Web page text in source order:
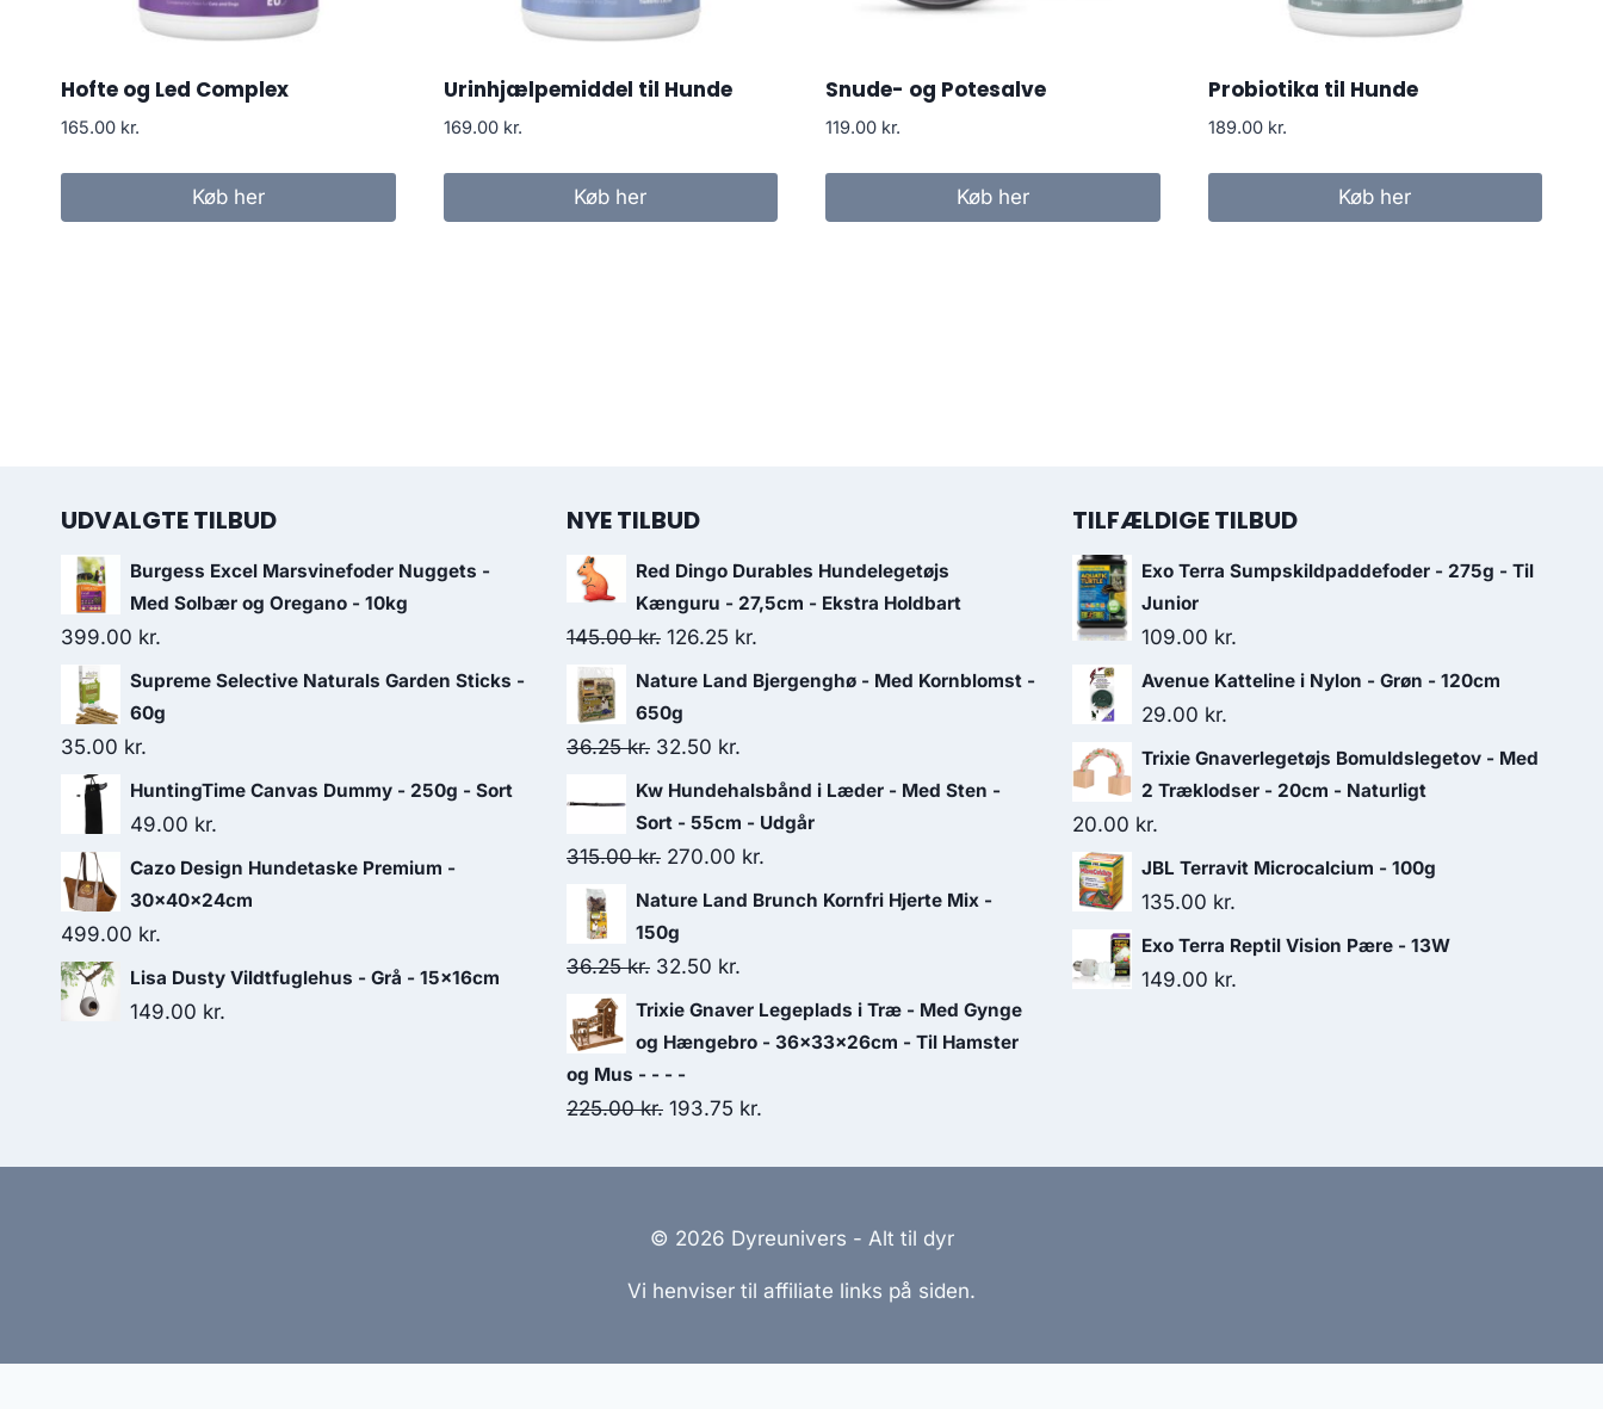
Hofte og Led Complex
165.00 kr.
Køb her
Urinhjælpemiddel til Hunde
169.00 kr.
Køb her
Snude- og Potesalve
119.00 kr.
Køb her
Probiotika til Hunde
189.00 kr.
Køb her
UDVALGTE TILBUD
Burgess Excel Marsvinefoder Nuggets -
Med Solbær og Oregano - 10kg
399.00 kr.
Supreme Selective Naturals Garden Sticks -
60g
35.00 kr.
HuntingTime Canvas Dummy - 250g - Sort
49.00 kr.
Cazo Design Hundetaske Premium -
30x40x24cm
499.00 kr.
Lisa Dusty Vildtfuglehus - Grå - 15x16cm
149.00 kr.
NYE TILBUD
Red Dingo Durables Hundelegetøjs
Kænguru - 27,5cm - Ekstra Holdbart
145.00kr. Den
oprindelige
pris
var:
145.00 kr..
126.25 kr.
aktuelle
126.25 kr..
Nature Land Bjergenghø - Med Kornblomst -
650g
36.25kr. Den
oprindelige
pris
var:
36.25 kr..
32.50 kr.
aktuelle
pris
er:
32.50 kr..
Kw Hundehalsbånd i Læder - Med Sten -
Sort - 55cm - Udgår
315.00kr. Den
oprindelige
pris
var:
315.00 kr..
270.00 kr.
aktuelle
270.00 kr..
Nature Land Brunch Kornfri Hjerte Mix -
150g
36.25kr. Den
oprindelige
pris
var:
36.25 kr..
32.50 kr.
aktuelle
pris
32.50 kr..
Trixie Gnaver Legeplads i Træ - Med Gynge
og Hængebro - 36x33x26cm - Til Hamster
og Mus - - - -
225.00kr. Den
225.00 kr..
193.75 kr.
193.75 kr..
TILFÆLDIGE TILBUD
Exo Terra Sumpskildpaddefoder - 275g - Til
Junior
109.00 kr.
Avenue Katteline i Nylon - Grøn - 120cm
29.00 kr.
Trixie Gnaverlegetøjs Bomuldslegetov - Med
2 Træklodser - 20cm - Naturligt
20.00 kr.
JBL Terravit Microcalcium - 100g
135.00 kr.
Exo Terra Reptil Vision Pære - 13W
149.00 kr.
© 2026 Dyreunivers - Alt til dyr
Vi henviser til affiliate links på siden.